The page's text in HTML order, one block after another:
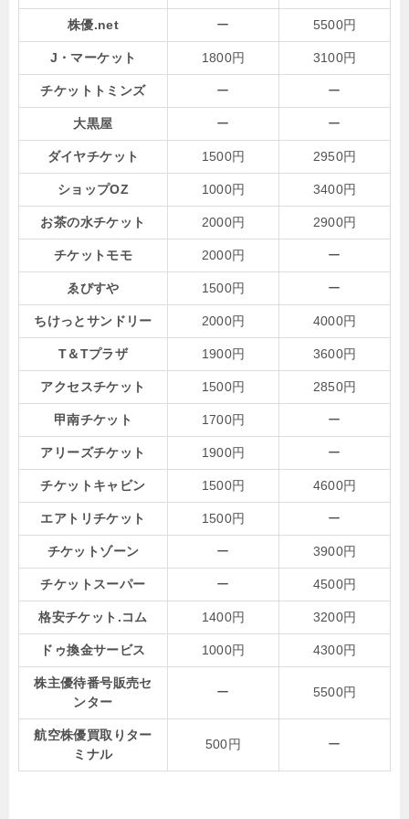
株優.net ー 5500円
J・マーケット 1800円 3100円
チケットトミンズ ー ー
大黒屋 ー ー
ダイヤチケット 1500円 2950円
ショップOZ 1000円 3400円
お茶の水チケット 2000円 2900円
チケットモモ 2000円 ー
ゑびすや 1500円 ー
ちけっとサンドリー 2000円 4000円
T＆Tプラザ 1900円 3600円
アクセスチケット 1500円 2850円
甲南チケット 1700円 ー
アリーズチケット 1900円 ー
チケットキャビン 1500円 4600円
エアトリチケット 1500円 ー
チケットゾーン ー 3900円
チケットスーパー ー 4500円
格安チケット.コム 1400円 3200円
ドゥ換金サービス 1000円 4300円
株主優待番号販売セ
ンター
ー 5500円
航空株優買取りター
ミナル
500円 ー